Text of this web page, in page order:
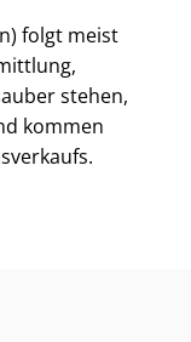
folgt meist
stehen,
kommen